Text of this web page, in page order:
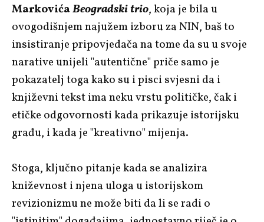
MarkovićaBeogradski trio, koja je bila u
ovogodišnjem najužem izboru za NIN, baš to
insistiranje pripovjedača na tome da su u svoje
narative unijeli "autentične" priče samo je
pokazatelj toga kako su i pisci svjesni da i
književni tekst ima neku vrstu političke, čak i
etičke odgovornosti kada prikazuje istorijsku
građu, i kada je "kreativno" mijenja.
Stoga, ključno pitanje kada se analizira
kniževnost i njena uloga u istorijskom
revizionizmu ne može biti da li se radi o